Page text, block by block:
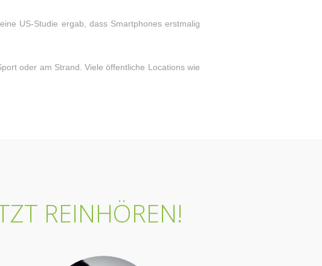
US-Studie ergab, dass Smartphones erstmalig
oder am Strand. Viele öffentliche Locations wie
REINHÖREN!